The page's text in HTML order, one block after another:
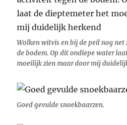
Wolken witvis en bij de peil nog
de bodem. Op dit ondiepe water
moeilijk zien maar door mij
Goed gevulde snoekbaarzen.